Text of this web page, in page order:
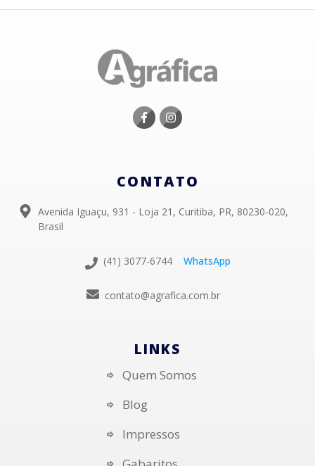
CONTATO
Avenida Iguaçu, 931 - Loja 21, Curitiba, PR, 80230-020,
Brasil
(41) 3077-6744 WhatsApp
contato@agrafica.com.br
LINKS
Quem Somos
Blog
Impressos